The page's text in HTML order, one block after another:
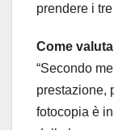
prendere i
Come
“Secondo
prestazione,
fotocopia è